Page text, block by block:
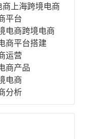
商上海跨境电商
平台
电商跨境电商
商平台搭建
运营
商产品
电商
分析
电商
注册